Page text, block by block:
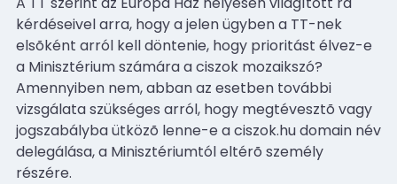
kérdéseivel arra, hogy a jelen ügyben a TT-nek
elsõként arról kell döntenie, hogy prioritást élvez-e
a Minisztérium számára a ciszok mozaikszó?
Amennyiben nem, abban az esetben további
vizsgálata szükséges arról, hogy megtévesztõ vagy
jogszabályba ütközõ lenne-e a ciszok.hu domain név
delegálása, a Minisztériumtól eltérõ személy
részére.